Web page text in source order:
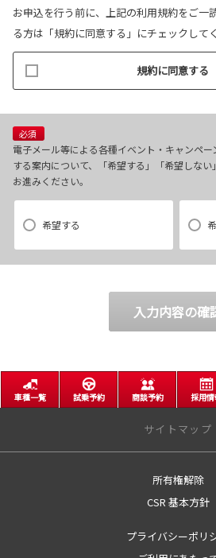
1.当社ホームページ上に掲示する「プライバ
適切に取り扱うものとします。
2.当社が取得したお客様の個人情報は、以下
(1)お客様リクエストに対応するにあたって
(2)お客様から照会があった場合のリクエス
(3)お客様に不利益を与えないために行う、
（電子メール、電話、郵送によるご連絡）
(4)当社で取り扱っている商品・サービスな
(5)商品の企画・開発あるいはお客様満足向
様アンケート調査の実施
【3．推奨環境について】
以外の環境によって発生した情報の不備や
なお、不具合の生じたデータについてはお
いただく場合がございます。
※推奨環境についてはTOYOTAメーカーサイ
参照ください。
1.本規約は事前の告知なく変更することがあ
お申込を行う前に、上記の利用規約をご一
る方は「規約に同意する」にチェックして
規約に同意する
必須
電子メール等による各種イベント・キャンペ
する案内について、「希望する」「希望しな
お進みください。
希望する
入力内容の確
車種一覧 試乗予約 商談予約 採用
サイトマップ
所有権解除
CSR 基本方針
プライバシーポリ